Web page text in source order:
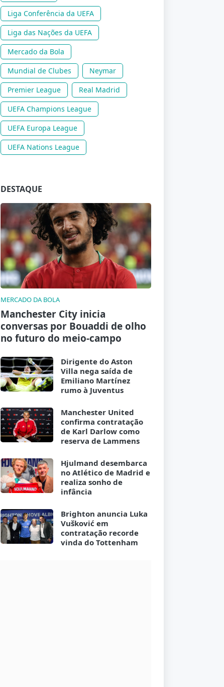
Liga Conferência da UEFA
Liga das Nações da UEFA
Mercado da Bola
Mundial de Clubes
Neymar
Premier League
Real Madrid
UEFA Champions League
UEFA Europa League
UEFA Nations League
DESTAQUE
MERCADO DA BOLA
Manchester City inicia
conversas por Bouaddi de olho
no futuro do meio-campo
Dirigente do Aston
Villa nega saída de
Emiliano Martínez
rumo à Juventus
Manchester United
confirma contratação
de Karl Darlow como
reserva de Lammens
Hjulmand desembarca
no Atlético de Madrid e
realiza sonho de
infância
Brighton anuncia Luka
Vušković em
contratação recorde
vinda do Tottenham